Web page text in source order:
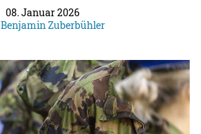
08. Januar 2026
Benjamin Zuberbühler